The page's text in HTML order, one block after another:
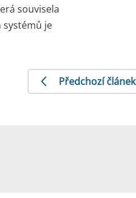
souvisela
je
Předchozí článek